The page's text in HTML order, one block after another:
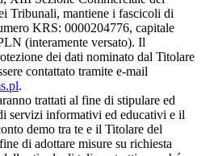
Tribunali, mantiene i fascicoli di
KRS: 0000204776, capitale
(interamente versato). Il
dei dati nominato dal Titolare
contattato tramite e-mail
.
trattati al fine di stipulare ed
servizi informativi ed educativi e il
demo tra te e il Titolare del
di adottare misure su richiesta